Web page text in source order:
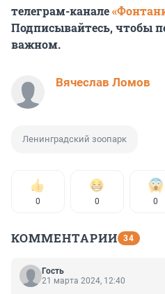
телеграм-канале
Подписывайтесь, чтобы
важном.
Вячеслав Ломов
Ленинградский зоопарк
0 0 0
КОММЕНТАРИИ 34
Гость
21 марта 2024, 12:40